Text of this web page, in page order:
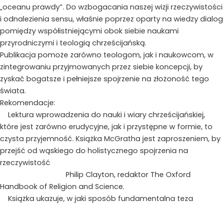
„oceanu prawdy”. Do wzbogacania naszej wizji rzeczywistości
i odnalezienia sensu, właśnie poprzez oparty na wiedzy dialog
pomiędzy współistniejącymi obok siebie naukami
przyrodniczymi i teologią chrześcijańską.
Publikacja pomoże zarówno teologom, jak i naukowcom, w
zintegrowaniu przyjmowanych przez siebie koncepcji, by
zyskać bogatsze i pełniejsze spojrzenie na złożoność tego
świata.
Rekomendacje:
Lektura wprowadzenia do nauki i wiary chrześcijańskiej,
które jest zarówno erudycyjne, jak i przystępne w formie, to
czysta przyjemność. Książka McGratha jest zaproszeniem, by
przejść od wąskiego do holistycznego spojrzenia na
rzeczywistość
Philip Clayton, redaktor The Oxford
Handbook of Religion and Science.
Książka ukazuje, w jaki sposób fundamentalna teza